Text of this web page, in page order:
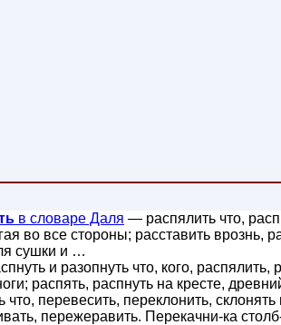
в словаре Даля — распялить что,
во все стороны; расставить врознь,
сушки и …
и разопнуть что, кого, распялить,
распять, распнуть на кресте,
перевесить, переклонить, склонять
пережеравить. Перекачни-ка